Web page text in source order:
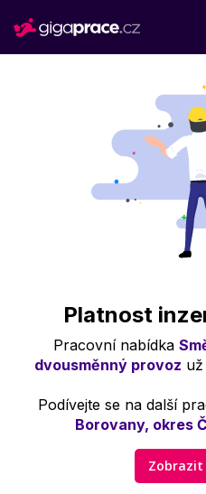
Platnost
Pracovní nabídka
dvousměnný provoz
Podívejte se na další
Borovany, okres
Zobrazit